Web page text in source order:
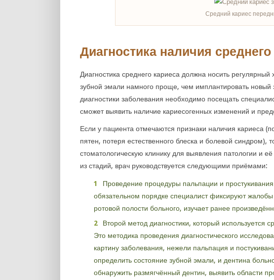
Средний кариес
Диагностика наличия
Диагностика среднего кариеса должна носить регулярный
зубной эмали намного проще, чем имплантировать новый
диагностики заболевания необходимо посещать
сможет выявить наличие кариесогенных изменений и
Если у пациента отмечаются признаки наличия кариеса
пятен, потеря естественного блеска и болевой
стоматологическую клинику для выявления патологии и
из стадий, врач руководствуется следующими приёмами:
Проведение процедуры пальпации и
обязательном порядке специалист фиксируют
ротовой полости больного, изучает ранее
Второй метод диагностики, который используется
Это методика проведения диагностического
картину заболевания, нежели пальпация и
определить состояние зубной эмали, и дентина
обнаружить размягчённый дентин, выявить области